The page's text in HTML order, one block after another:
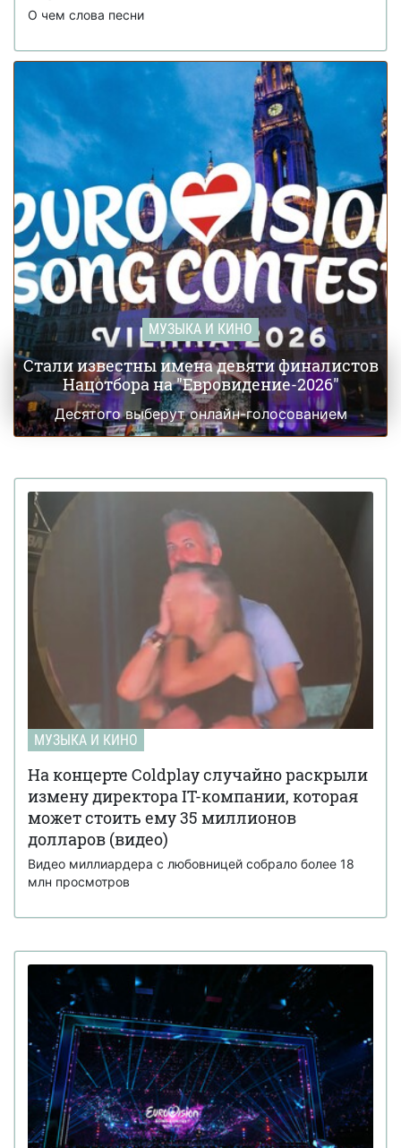
О чем слова песни
МУЗЫКА И КИНО
Стали известны имена девяти финалистов
Нацотбора на "Евровидение-2026"
Десятого выберут онлайн-голосованием
МУЗЫКА И КИНО
На концерте Coldplay случайно раскрыли
измену директора IT-компании, которая
может стоить ему 35 миллионов
долларов (видео)
Видео миллиардера с любовницей собрало более 18
млн просмотров